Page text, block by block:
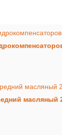
масляный